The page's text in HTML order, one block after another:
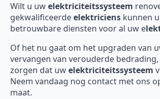
Wilt u uwelektriciteitssysteem
gekwalificeerdeelektriciens kunnen
betrouwbare diensten voor al uw e
Of het nu gaat om het upgraden van
vervangen van verouderde
zorgen dat uwelektriciteitssysteem
Neem vandaag nog contact met ons
maat.